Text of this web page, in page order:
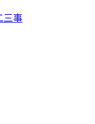
三事